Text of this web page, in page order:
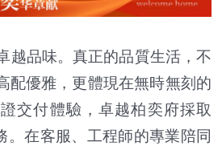
品味。真正的品質生活，不
配優雅，更體現在無時無刻的
交付體驗，卓越柏奕府採取
。在客服、工程師的專業陪同